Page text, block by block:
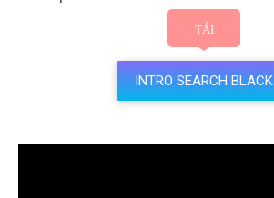
INTRO SEARCH BLACK